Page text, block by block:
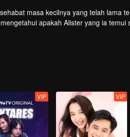
masa kecilnya yang telah lama
apakah Alister yang ia temui
yang seringkali merundungnya
belajar kelompok, Alister mulai
VIP VIP